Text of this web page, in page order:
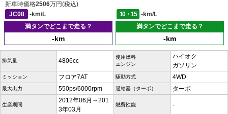
新車時価格2506万円(税込)
JC08
-km/L 10・15
-km/L
満タンでどこまで走る？
-km
満タンでどこまで走る？
-km
排気量 4806cc
使用燃料
エンジン
ハイオク
ガソリン
ミッション フロア7AT 駆動方式 4WD
最大出力 550ps/6000rpm 過給器（ターボ） ターボ
生産期間
2012年06月～201
3年03月
燃費性能 -